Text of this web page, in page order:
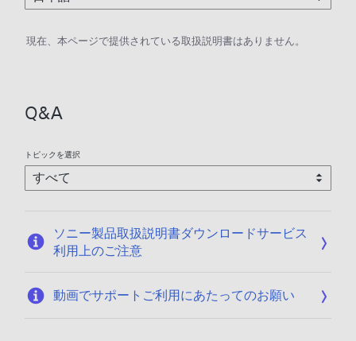
現在、本ページで提供されている取扱説明書はありません。
Q&A
トピックを選択
ソニー製品取扱説明書ダウンロードサービス
利用上のご注意
動画でサポートご利用にあたってのお願い